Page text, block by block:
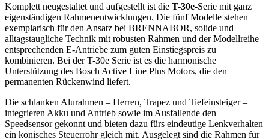
Komplett neugestaltet und aufgestellt ist die T-30e-Serie mit ganz
eigenständigen Rahmenentwicklungen. Die fünf Modelle stehen
exemplarisch für den Ansatz bei BRENNABOR, solide und
alltagstaugliche Technik mit robusten Rahmen und der Modellreihe
entsprechenden E-Antriebe zum guten Einstiegspreis zu
kombinieren. Bei der T-30e Serie ist es die harmonische
Unterstützung des Bosch Active Line Plus Motors, die den
permanenten Rückenwind liefert.
Die schlanken Alurahmen – Herren, Trapez und Tiefeinsteiger –
integrieren Akku und Antrieb sowie im Ausfallende den
Speedsensor gekonnt und bieten dazu fürs eindeutige Lenkverhalten
ein konisches Steuerrohr gleich mit. Ausgelegt sind die Rahmen für